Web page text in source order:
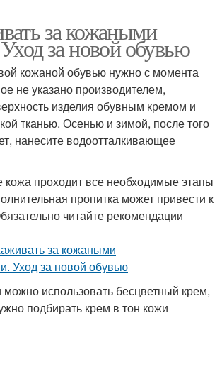
за кожаными
за новой обувью
кожаной обувью нужно с момента
не указано производителем,
изделия обувным кремом и
тканью. Осенью и зимой, после того
нанесите водоотталкивающее
кожа проходит все необходимые этапы
пропитка может привести к
читайте рекомендации
использовать бесцветный крем,
подбирать крем в тон кожи